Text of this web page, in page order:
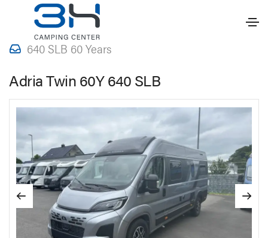
08.05.2026
640 SLB 60 Years
Adria Twin 60Y 640 SLB